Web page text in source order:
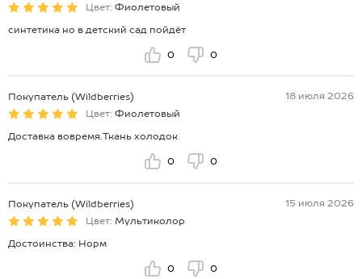
Цвет: Фиолетовый
синтетика но в детский сад пойдёт
0 0
Покупатель (Wildberries)
18 июля 2026
Цвет: Фиолетовый
Доставка вовремя.Ткань холодок
0 0
Покупатель (Wildberries)
15 июля 2026
Цвет: Мультиколор
Достоинства: Норм
0 0